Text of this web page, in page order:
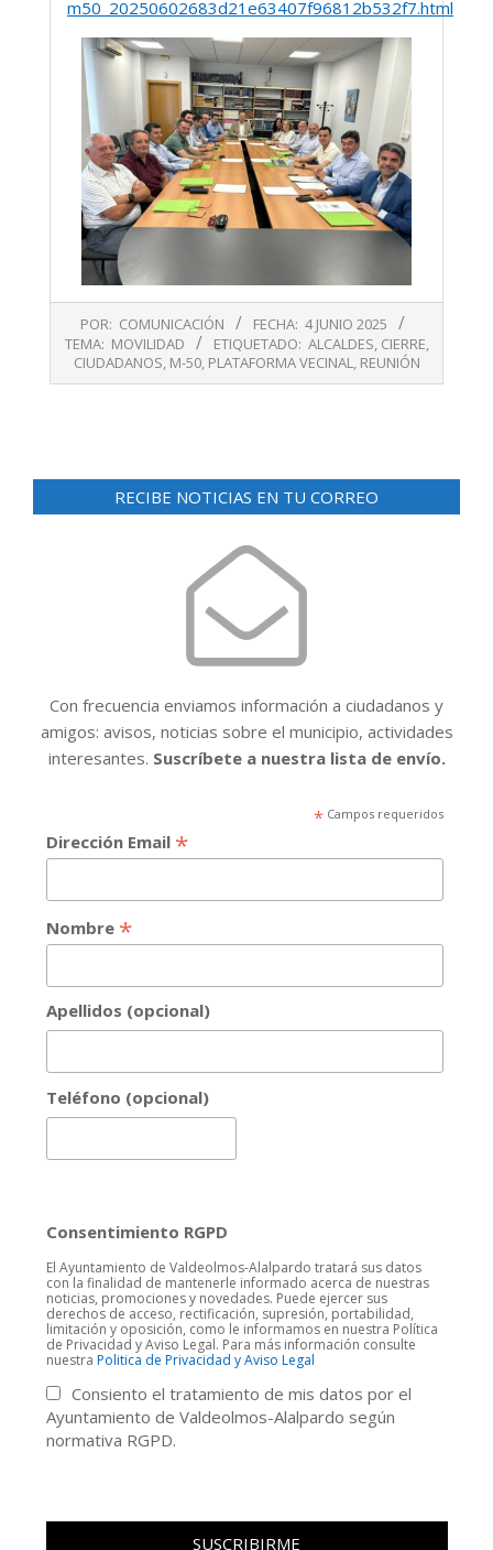
m50_20250602683d21e63407f96812b532f7.html
06-
POR: COMUNICACIÓN FECHA: 4 JUNIO 2025
TEMA: MOVILIDAD ETIQUETADO: ALCALDES, CIERRE,
CIUDADANOS, M-50, PLATAFORMA VECINAL, REUNIÓN
RECIBE NOTICIAS EN TU CORREO
Con frecuencia enviamos información a ciudadanos y
amigos: avisos, noticias sobre el municipio, actividades
interesantes. Suscríbete a nuestra lista de envío.
*Campos requeridos
Dirección Email *
Nombre *
Apellidos (opcional)
Teléfono (opcional)
Consentimiento RGPD
El Ayuntamiento de Valdeolmos-Alalpardo tratará sus datos
con la finalidad de mantenerle informado acerca de nuestras
noticias, promociones y novedades. Puede ejercer sus
derechos de acceso, rectificación, supresión, portabilidad,
limitación y oposición, como le informamos en nuestra Política
de Privacidad y Aviso Legal. Para más información consulte
nuestra Politica de Privacidad y Aviso Legal
Consiento el tratamiento de mis datos por el
Ayuntamiento de Valdeolmos-Alalpardo según
normativa RGPD.